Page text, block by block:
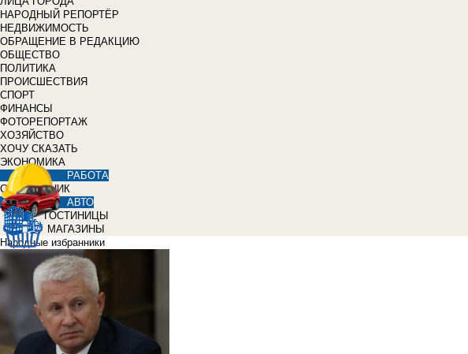
НАРОДНЫЙ РЕПОРТЁР
НЕДВИЖИМОСТЬ
ОБРАЩЕНИЕ В РЕДАКЦИЮ
ОБЩЕСТВО
ПОЛИТИКА
ПРОИСШЕСТВИЯ
СПОРТ
ФИНАНСЫ
ФОТОРЕПОРТАЖ
ХОЗЯЙСТВО
ХОЧУ СКАЗАТЬ
ЭКОНОМИКА
РАБОТА
СПРАВОЧНИК
АВТО
ГОСТИНИЦЫ
МАГАЗИНЫ
Народные избранники